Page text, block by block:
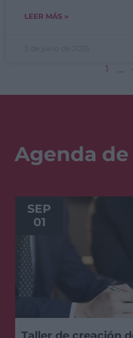
LEER MÁS »
1 …
Agenda
SEP
01